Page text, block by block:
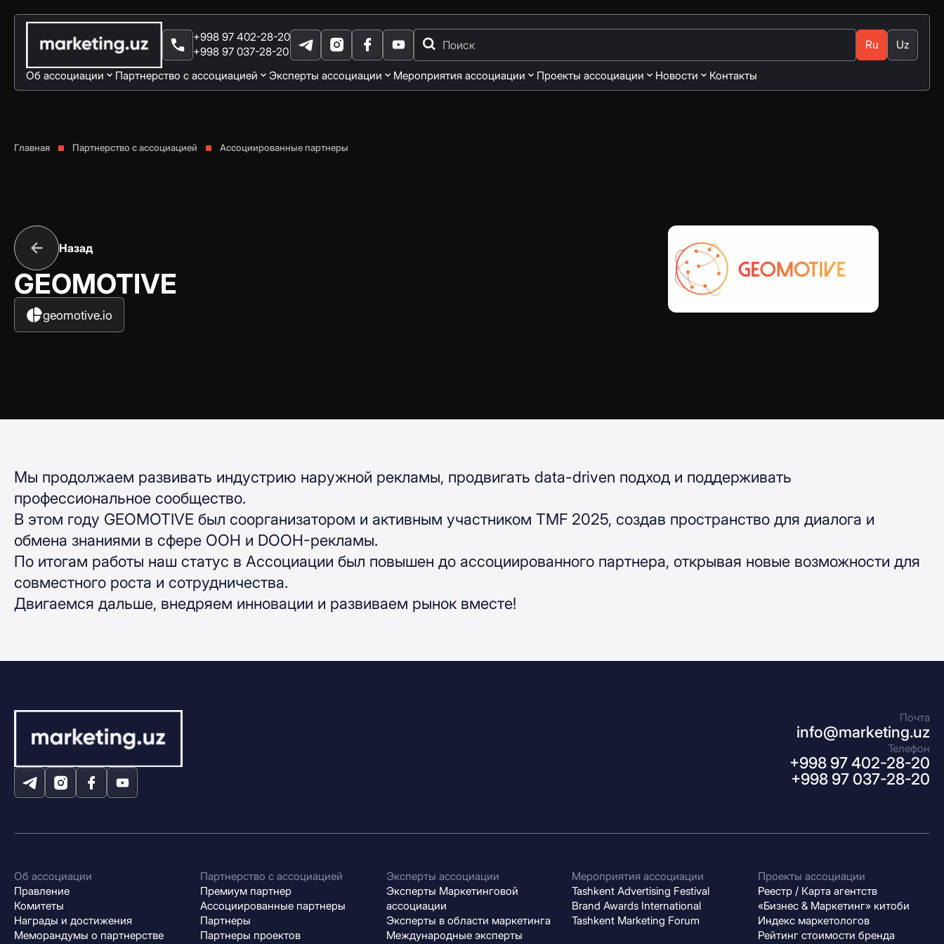
+998 97 402-28-20
+998 97 037-28-20
Ru Uz
Об ассоциации Партнерство с ассоциацией Эксперты ассоциации Мероприятия ассоциации Проекты ассоциации Новости Контакты
Главная Партнерство с ассоциацией Ассоциированные партнеры
Назад
GEOMOTIVE
geomotive.io
Мы продолжаем развивать индустрию наружной рекламы, продвигать data-driven подход и поддерживать
профессиональное сообщество.
В этом году GEOMOTIVE был соорганизатором и активным участником TMF 2025, создав пространство для диалога и
обмена знаниями в сфере OOH и DOOH-рекламы.
По итогам работы наш статус в Ассоциации был повышен до ассоциированного партнера, открывая новые возможности для
совместного роста и сотрудничества.
Двигаемся дальше, внедряем инновации и развиваем рынок вместе!
Почта
info@marketing.uz
Телефон
+998 97 402-28-20
+998 97 037-28-20
Об ассоциации
Правление
Комитеты
Награды и достижения
Меморандумы о партнерстве
Партнерство с ассоциацией
Премиум партнер
Ассоциированные партнеры
Партнеры
Партнеры проектов
Эксперты ассоциации
Эксперты Маркетинговой
ассоциации
Эксперты в области маркетинга
Международные эксперты
Мероприятия ассоциации
Tashkent Advertising Festival
Brand Awards International
Tashkent Marketing Forum
Проекты ассоциации
Реестр / Карта агентств
«Бизнес & Маркетинг» китоби
Индекс маркетологов
Рейтинг стоимости бренда